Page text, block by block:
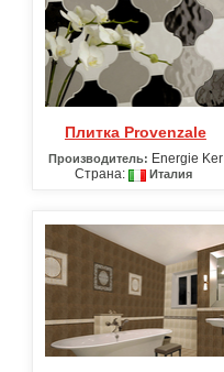
Плитка Provenzale
Производитель: Energie Ker
Страна:
Италия